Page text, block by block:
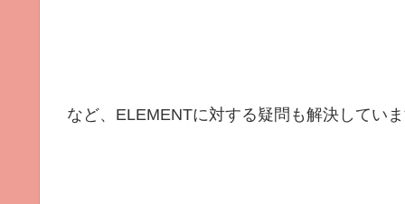
など、ELEMENTに対する疑問も解決してい